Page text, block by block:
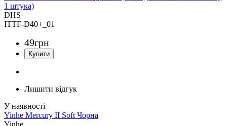
1 штука)
DHS
ITTF-D40+_01
49грн
Лишити відгук
Yinhe Mercury II Soft Чорна